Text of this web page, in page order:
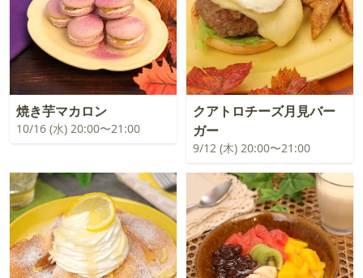
焼き芋マカロン
10/16 (水) 20:00〜21:00
クアトロチーズ月見バー
ガー
9/12 (木) 20:00〜21:00